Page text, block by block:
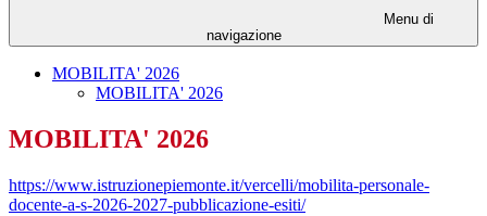
Menu di
navigazione
MOBILITA' 2026
MOBILITA' 2026
MOBILITA' 2026
https://www.istruzionepiemonte.it/vercelli/mobilita-personale-
docente-a-s-2026-2027-pubblicazione-esiti/